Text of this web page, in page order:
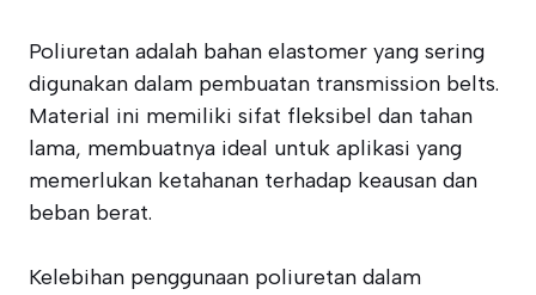
Poliuretan adalah bahan elastomer yang sering
digunakan dalam pembuatan transmission belts.
Material ini memiliki sifat fleksibel dan tahan
lama, membuatnya ideal untuk aplikasi yang
memerlukan ketahanan terhadap keausan dan
beban berat.
Kelebihan penggunaan poliuretan dalam